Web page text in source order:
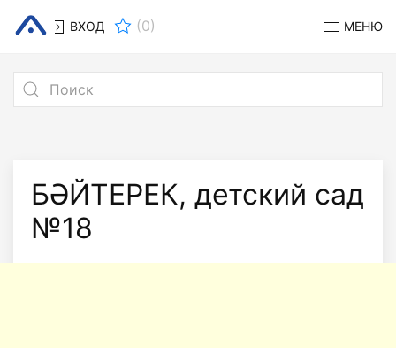
ВХОД (0) МЕНЮ
БӘЙТЕРЕК, детский сад
№18